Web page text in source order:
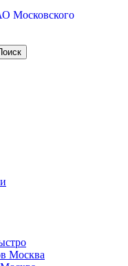
Московского
Москва